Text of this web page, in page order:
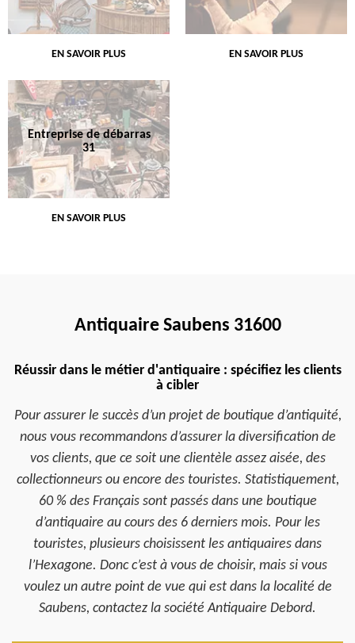
EN SAVOIR PLUS EN SAVOIR PLUS
Entreprise de débarras
31
EN SAVOIR PLUS
Antiquaire Saubens 31600
Réussir dans le métier d'antiquaire : spécifiez les clients
à cibler
Pour assurer le succès d’un projet de boutique d’antiquité,
nous vous recommandons d’assurer la diversification de
vos clients, que ce soit une clientèle assez aisée, des
collectionneurs ou encore des touristes. Statistiquement,
60 % des Français sont passés dans une boutique
d’antiquaire au cours des 6 derniers mois. Pour les
touristes, plusieurs choisissent les antiquaires dans
l’Hexagone. Donc c’est à vous de choisir, mais si vous
voulez un autre point de vue qui est dans la localité de
Saubens, contactez la société Antiquaire Debord.